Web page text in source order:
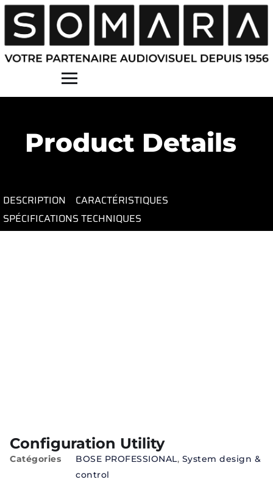
Product Details
DESCRIPTION
CARACTÉRISTIQUES
SPÉCIFICATIONS TECHNIQUES
Configuration Utility
Catégories BOSE PROFESSIONAL, System design &
control